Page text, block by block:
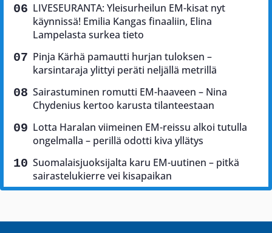
LIVESEURANTA: Yleisurheilun EM-kisat nyt
käynnissä! Emilia Kangas finaaliin, Elina
Lampelasta surkea tieto
Pinja Kärhä pamautti hurjan tuloksen –
karsintaraja ylittyi peräti neljällä metrillä
Sairastuminen romutti EM-haaveen – Nina
Chydenius kertoo karusta tilanteestaan
Lotta Haralan viimeinen EM-reissu alkoi tutulla
ongelmalla – perillä odotti kiva yllätys
Suomalaisjuoksijalta karu EM-uutinen – pitkä
sairastelukierre vei kisapaikan